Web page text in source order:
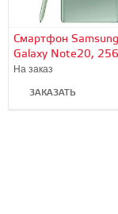
Смартфон Samsung
Galaxy Note20,
Mystic Green/
На заказ
ЗАКАЗАТЬ